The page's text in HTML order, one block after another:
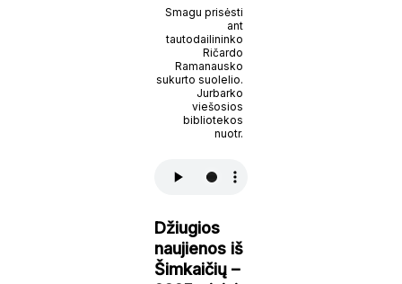
Smagu prisėsti
ant
tautodailininko
Ričardo
Ramanausko
sukurto suolelio.
Jurbarko
viešosios
bibliotekos
nuotr.
Džiugios
naujienos iš
Šimkaičių –